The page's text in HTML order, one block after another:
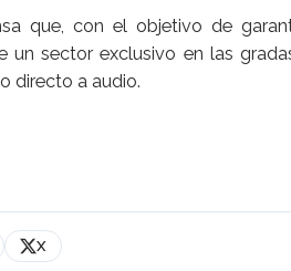
que, con el objetivo de
un sector exclusivo en las
directo a audio.
X